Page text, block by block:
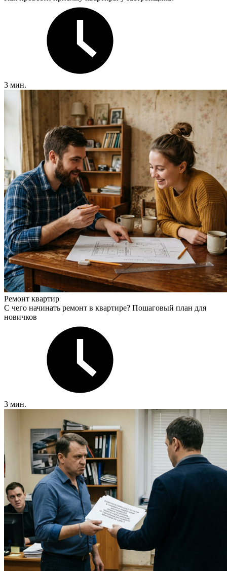
3 мин.
Ремонт квартир
С чего начинать ремонт в квартире? Пошаговый план для
новичков
3 мин.